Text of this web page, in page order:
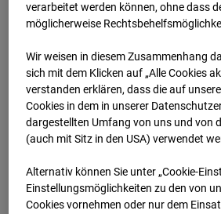
Home
Niederlande
BC-153 - Strabag - BV-
2026
03 31 13:30
BC-153 -
Amsterdam
Hettenheuvelweg 16, 1101
Zur
verarbeitet werden können, ohne dass
möglicherweise
Wir weisen in diesem Zusammenhang
sich mit dem Klicken auf „Alle Cookies
ver­standen erklären, dass die auf
Cookies in dem in unserer
dargestellten Umfang von uns und von
(auch mit Sitz in den USA) verwendet
Alternativ können Sie unter „Cookie-
Einstellungsmöglichkeiten zu den von
Cookies vornehmen oder nur dem